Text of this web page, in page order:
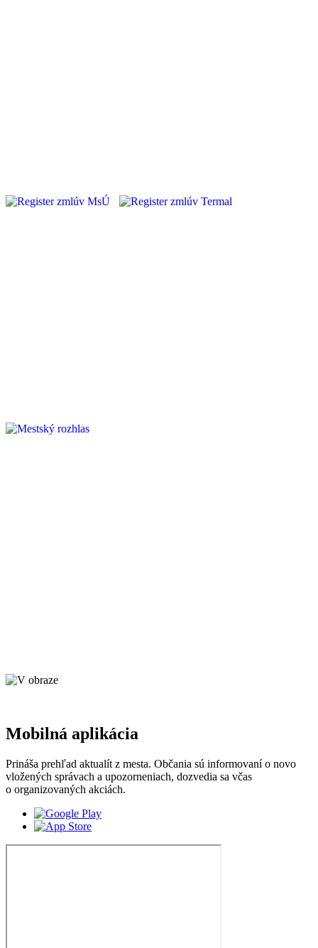
Mobilná aplikácia
Prináša prehľad aktualít z mesta. Občania sú informovaní o novo
vložených správach a upozorneniach, dozvedia sa včas
o organizovaných akciách.